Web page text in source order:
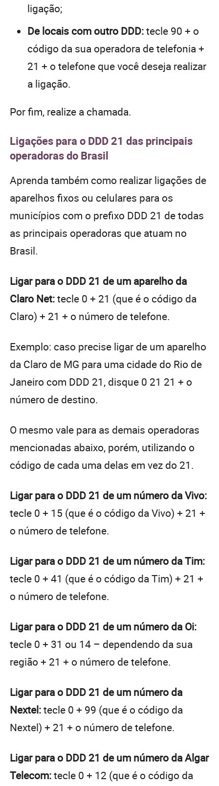
ligação;
De locais com outro DDD:tecle 90 + o
código da sua operadora de telefonia +
21 + o telefone que você deseja realizar
a ligação.
Por fim, realize a chamada.
Ligações para o DDD 21 das principais
operadoras do Brasil
Aprenda também como realizar ligações de
aparelhos fixos ou celulares para os
municípios com o prefixo DDD 21 de todas
as principais operadoras que atuam no
Brasil.
Ligar para o DDD 21 de um aparelho da
Claro Net:tecle 0 + 21 (que é o código da
Claro) + 21 + o número de telefone.
Exemplo: caso precise ligar de um aparelho
da Claro de MG para uma cidade do Rio de
Janeiro com DDD 21, disque 0 21 21 + o
número de destino.
O mesmo vale para as demais operadoras
mencionadas abaixo, porém, utilizando o
código de cada uma delas em vez do 21.
Ligar para o DDD 21 de um número da Vivo:
tecle 0 + 15 (que é o código da Vivo) + 21 +
o número de telefone.
Ligar para o DDD 21 de um número da Tim:
tecle 0 + 41 (que é o código da Tim) + 21 +
o número de telefone.
Ligar para o DDD 21 de um número da Oi:
tecle 0 + 31 ou 14 – dependendo da sua
região + 21 + o número de telefone.
Ligar para o DDD 21 de um número da
Nextel:tecle 0 + 99 (que é o código da
Nextel) + 21 + o número de telefone.
Ligar para o DDD 21 de um número da Algar
Telecom:tecle 0 + 12 (que é o código da